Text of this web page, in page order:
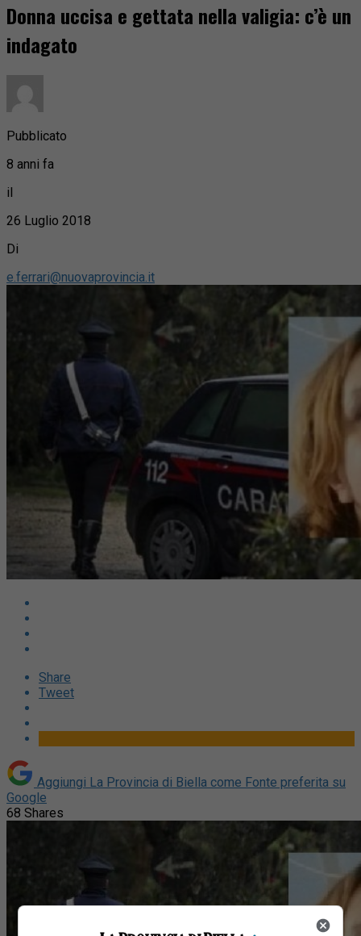
Donna uccisa e gettata nella valigia: c’è un
indagato
Pubblicato
8 anni fa
il
26 Luglio 2018
Di
e.ferrari@nuovaprovincia.it
Share
Tweet
Aggiungi La Provincia di Biella come Fonte preferita su
Google
68 Shares